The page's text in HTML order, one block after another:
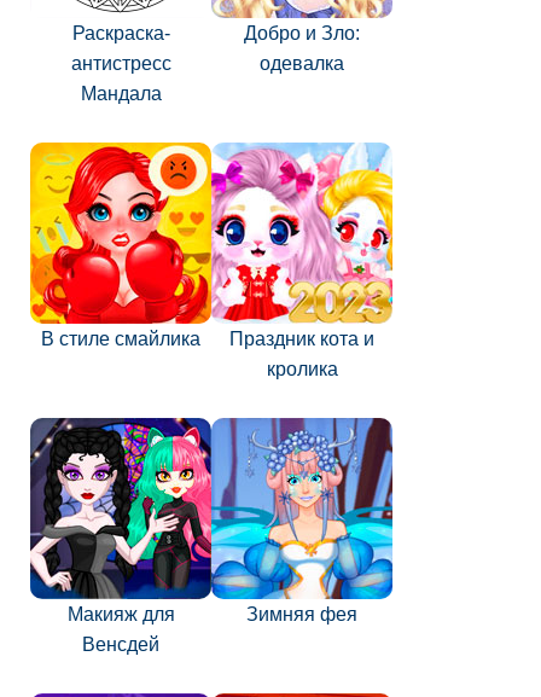
Раскраска-
антистресс
Мандала
Добро и Зло:
одевалка
В стиле смайлика
Праздник кота и
кролика
Макияж для
Венсдей
Зимняя фея